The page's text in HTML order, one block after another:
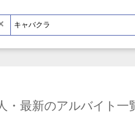
・最新のアルバイト一